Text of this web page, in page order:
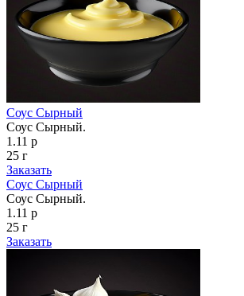
Соус Сырный
Соус Сырный.
1.11 р
25 г
Заказать
Соус Сырный
Соус Сырный.
1.11 р
25 г
Заказать